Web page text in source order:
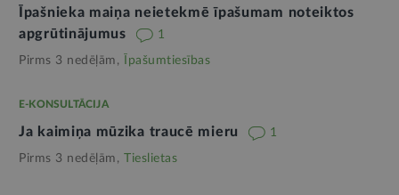
Īpašnieka maiņa neietekmē īpašumam noteiktos
apgrūtinājumus
1
Pirms 3 nedēļām, Īpašumtiesības
E-KONSULTĀCIJA
Ja kaimiņa mūzika traucē mieru 1
Pirms 3 nedēļām, Tieslietas